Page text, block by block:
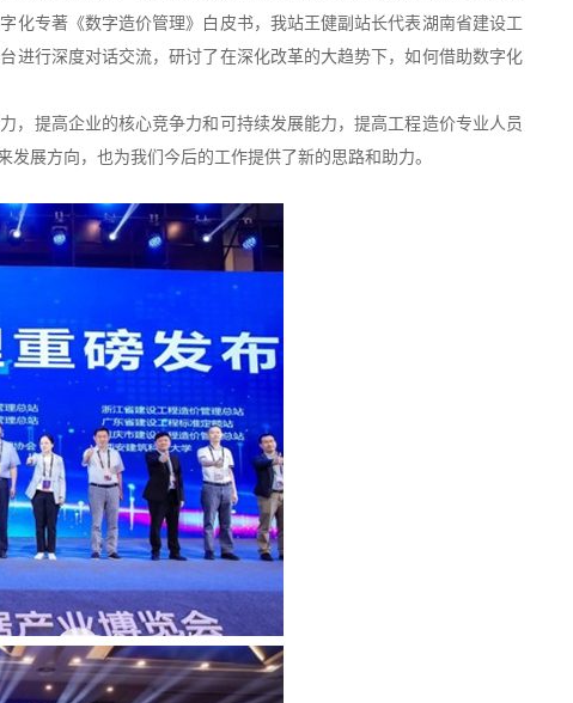
化专著《数字造价管理》白皮书，我站王健副站长代表湖南省建设工
进行深度对话交流，研讨了在深化改革的大趋势下，如何借助数字化
，提高企业的核心竞争力和可持续发展能力，提高工程造价专业人员
展方向，也为我们今后的工作提供了新的思路和助力。